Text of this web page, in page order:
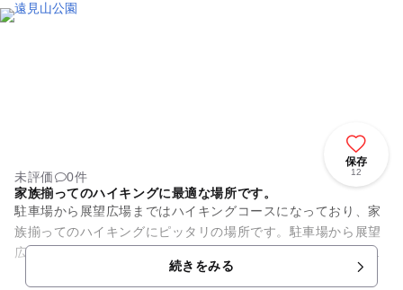
保存
12
未評価
0件
家族揃ってのハイキングに最適な場所です。
駐車場から展望広場まではハイキングコースになっており、家
族揃ってのハイキングにピッタリの場所です。駐車場から展望
広場までは、園路が整備されています。展望広場からは、西に
相生市の市街地を、南に相生...続きをみる